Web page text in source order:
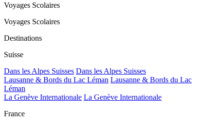
Voyages Scolaires
Voyages Scolaires
Destinations
Suisse
Dans les Alpes Suisses Dans les Alpes Suisses
Lausanne & Bords du Lac Léman Lausanne & Bords du Lac
Léman
La Genève Internationale La Genève Internationale
France